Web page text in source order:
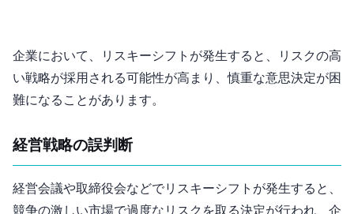
企業において、リスキーシフトが発生すると、リスクの高
い戦略が採用される可能性が高まり、慎重な意思決定が困
難になることがあります。
経営戦略の誤判断
経営会議や取締役会などでリスキーシフトが発生すると、
競争の激しい市場で過度なリスクを取る決定が行われ、企